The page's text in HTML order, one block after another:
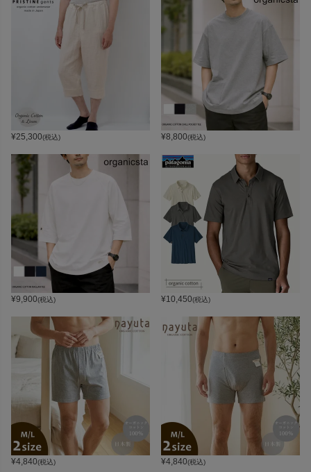
¥25,300(税込) ¥8,800(税込)
¥9,900(税込) ¥10,450(税込)
¥4,840(税込) ¥4,840(税込)